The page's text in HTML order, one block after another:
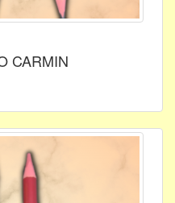
CARMIN